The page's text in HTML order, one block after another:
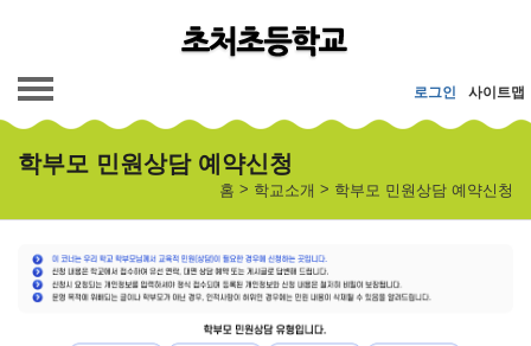
로그인 사이트맵
학부모 민원상담 예약신청
홈 > 학교소개 > 학부모 민원상담 예약신청